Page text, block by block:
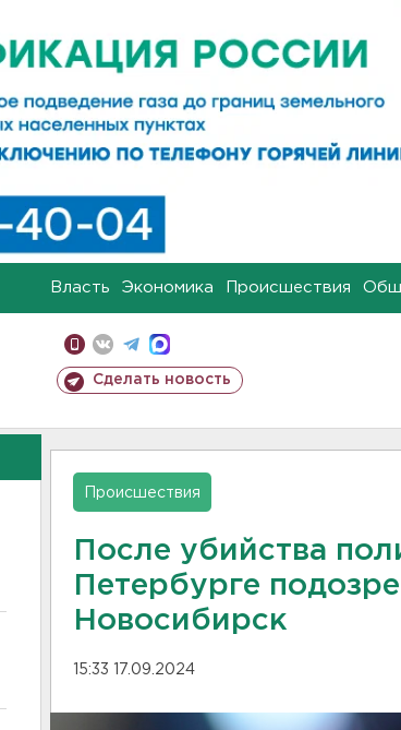
Власть Экономика Происшествия
Сделать новость
Происшествия
После убийства
Петербурге
Новосибирск
15:33 17.09.2024